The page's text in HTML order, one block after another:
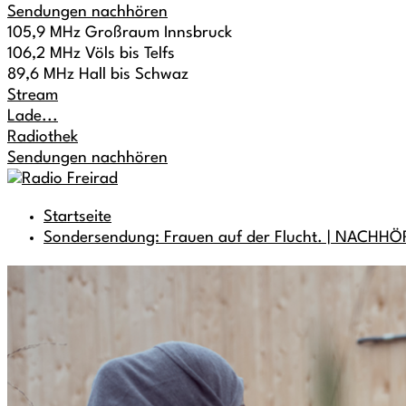
Sendungen nachhören
105,9 MHz Großraum Innsbruck
106,2 MHz Völs bis Telfs
89,6 MHz Hall bis Schwaz
Stream
Lade...
Radiothek
Sendungen nachhören
Startseite
Sondersendung: Frauen auf der Flucht. |